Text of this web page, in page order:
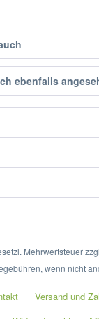
ebenfalls
Mehrwertsteuer
wenn nicht
Versand und